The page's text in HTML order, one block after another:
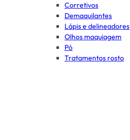
Corretivos
Demaquilantes
Lápis e delineadores
Olhos maquiagem
Pó
Tratamentos rosto